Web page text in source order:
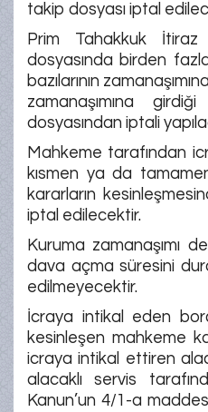
takip dosyası iptal
Prim Tahakkuk
dosyasında birden
bazılarının
zamanaşımına
dosyasından iptali
Mahkeme tarafından
kısmen ya da
kararların
iptal edilecektir.
Kuruma zamanaşımı
dava açma süresini
edilmeyecektir.
İcraya intikal eden
kesinleşen mahkeme
icraya intikal ettiren
alacaklı servis
Kanun’un 4/1-a